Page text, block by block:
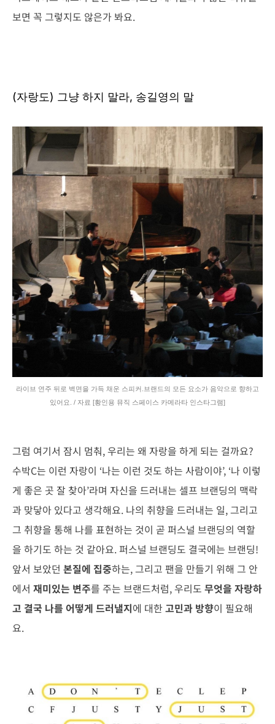
보면 꼭 그렇지도 않은가 봐요.
(자랑도) 그냥 하지 말라, 송길영의 말
라이브 연주 뒤로 벽면을 가득 채운 스피커.브랜드의 모든 요소가 음악으로 향하고
있어요. / 자료 [황인용 뮤직 스페이스 카메라타 인스타그램]
그럼 여기서 잠시 멈춰, 우리는 왜 자랑을 하게 되는 걸까요?
수박C는 이런 자랑이 ‘나는 이런 것도 하는 사람이야’, ‘나 이렇
게 좋은 곳 잘 찾아’라며 자신을 드러내는 셀프 브랜딩의 맥락
과 맞닿아 있다고 생각해요. 나의 취향을 드러내는 일, 그리고
그 취향을 통해 나를 표현하는 것이 곧 퍼스널 브랜딩의 역할
을 하기도 하는 것 같아요. 퍼스널 브랜딩도 결국에는 브랜딩!
앞서 보았던 본질에 집중하는, 그리고 팬을 만들기 위해 그 안
에서 재미있는 변주를 주는 브랜드처럼, 우리도 무엇을 자랑하
고 결국 나를 어떻게 드러낼지에 대한 고민과 방향이 필요해
요.